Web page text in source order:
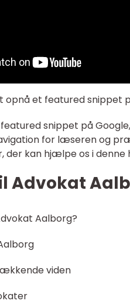
et featured snippet
snippet på
for læseren og
kan hjælpe os i denne
Advokat
Aalborg?
viden